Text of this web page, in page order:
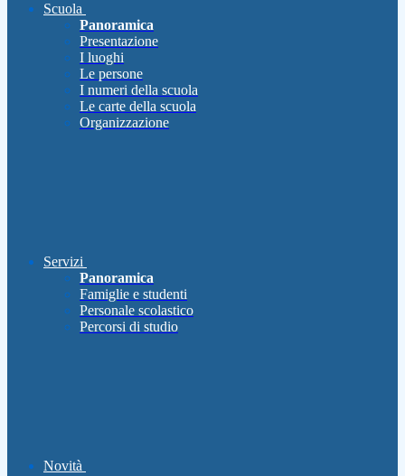
Scuola
Panoramica
Presentazione
I luoghi
Le persone
I numeri della scuola
Le carte della scuola
Organizzazione
Servizi
Panoramica
Famiglie e studenti
Personale scolastico
Percorsi di studio
Novità